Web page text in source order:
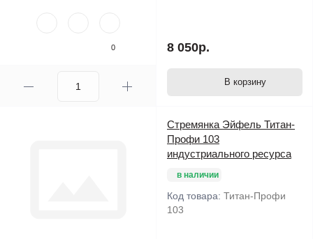
0 8 050р.
В корзину
Стремянка Эйфель Титан-
Профи 103
индустриального ресурса
в наличии
Код товара: Титан-Профи
103